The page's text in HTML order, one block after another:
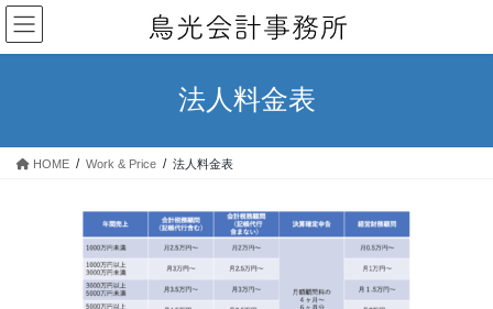
コ
ン
テ
ス
ナ
ビ
ゲ
ン
法人料金表
HOME Work & Price 法人料金表